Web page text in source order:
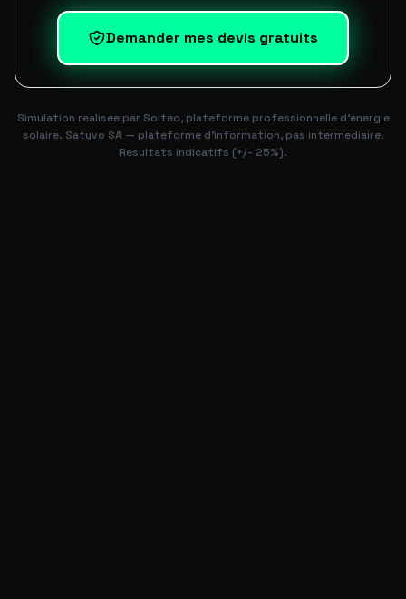
Demander mes devis gratuits
Simulation realisee par Solteo, plateforme professionnelle d'energie
solaire. Satyvo SA — plateforme d'information, pas intermediaire.
Resultats indicatifs (+/- 25%).